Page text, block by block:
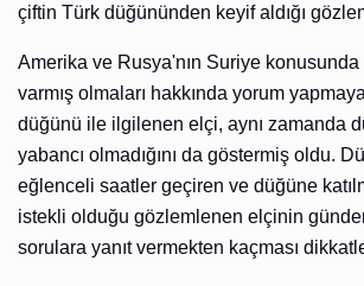
çiftin Türk düğününden keyif aldığı
Amerika ve Rusya'nın Suriye konusunda
varmış olmaları hakkında yorum
düğünü ile ilgilenen elçi, aynı zamanda
yabancı olmadığını da göstermiş oldu.
eğlenceli saatler geçiren ve düğüne
istekli olduğu gözlemlenen elçinin
sorulara yanıt vermekten kaçması